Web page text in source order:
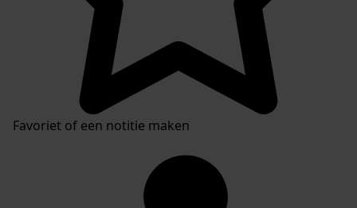
Favoriet of een notitie maken